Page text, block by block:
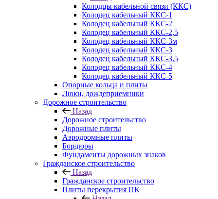
Колодцы кабельной связи (ККС)
Колодец кабельный ККС-1
Колодец кабельный ККС-2
Колодец кабельный ККС-2,5
Колодец кабельный ККС-3м
Колодец кабельный ККС-3
Колодец кабельный ККС-3,5
Колодец кабельный ККС-4
Колодец кабельный ККС-5
Опорные кольца и плиты
Люки, дождеприемники
Дорожное строительство
Назад
Дорожное строительство
Дорожные плиты
Аэродромные плиты
Бордюры
Фундаменты дорожных знаков
Гражданское строительство
Назад
Гражданское строительство
Плиты перекрытия ПК